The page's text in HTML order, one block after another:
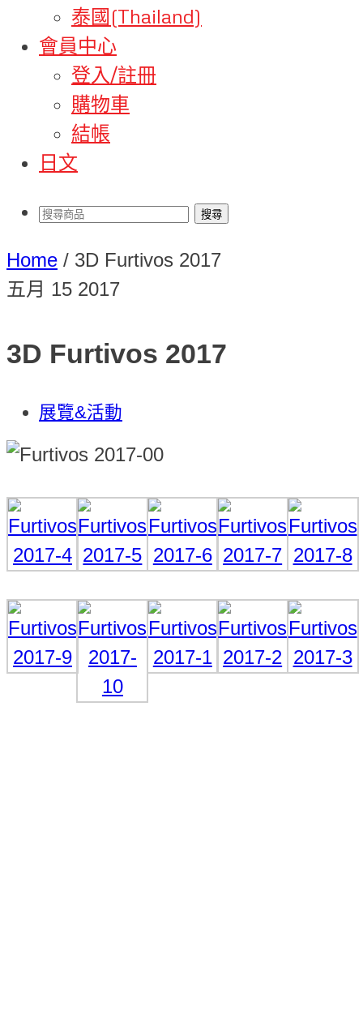
泰國(Thailand)
會員中心
登入/註冊
購物車
結帳
日文
Home / 3D Furtivos 2017
五月 15 2017
3D Furtivos 2017
展覽&活動